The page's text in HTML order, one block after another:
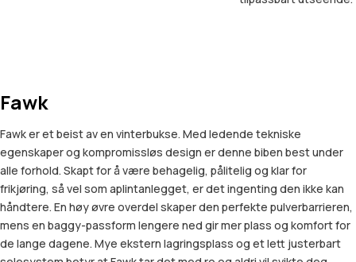
Fawk
Fawk er et beist av en vinterbukse. Med ledende tekniske
egenskaper og kompromissløs design er denne biben best under
alle forhold. Skapt for å være behagelig, pålitelig og klar for
frikjøring, så vel som aplintanlegget, er det ingenting den ikke kan
håndtere. En høy øvre overdel skaper den perfekte pulverbarrieren,
mens en baggy-passform lengere ned gir mer plass og komfort for
de lange dagene. Mye ekstern lagringsplass og et lett justerbart